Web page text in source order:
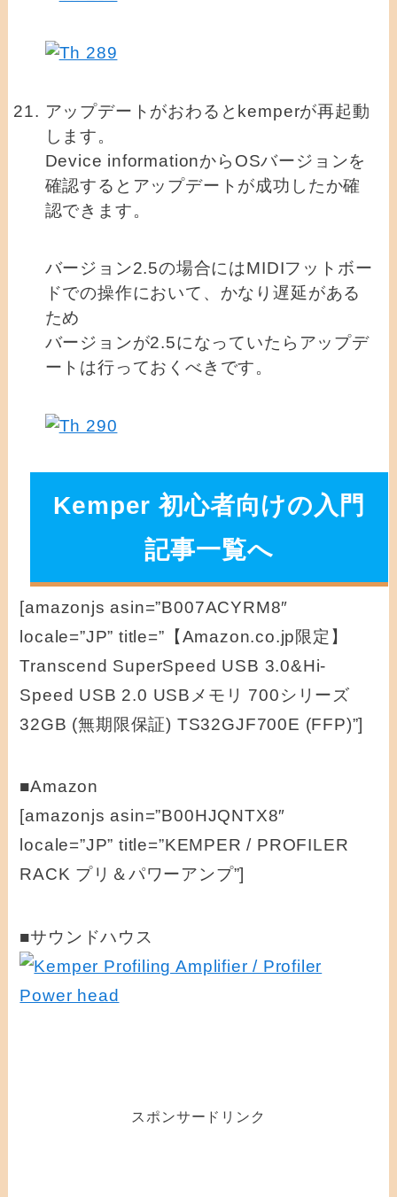
アップデートがおわるとkemperが再起動
します。
Device informationからOSバージョンを
確認するとアップデートが成功したか確
認できます。
バージョン2.5の場合にはMIDIフットボー
ドでの操作において、かなり遅延がある
ため
バージョンが2.5になっていたらアップデ
ートは行っておくべきです。
Kemper 初心者向けの入門
記事一覧へ
[amazonjs asin=”B007ACYRM8″
locale=”JP” title=”【Amazon.co.jp限定】
Transcend SuperSpeed USB 3.0&Hi-
Speed USB 2.0 USBメモリ 700シリーズ
32GB (無期限保証) TS32GJF700E (FFP)”]
■Amazon
[amazonjs asin=”B00HJQNTX8″
locale=”JP” title=”KEMPER / PROFILER
RACK プリ＆パワーアンプ”]
■サウンドハウス
スポンサードリンク